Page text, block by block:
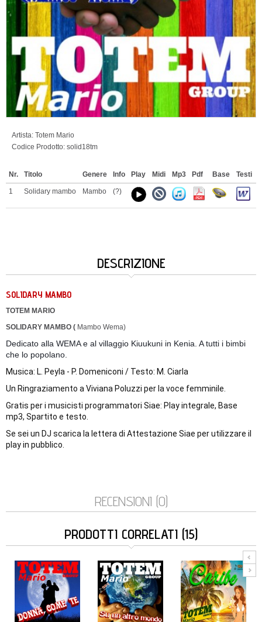
Artista: Totem Mario
Codice Prodotto: solid18tm
Nr. Titolo Genere Info Play Midi Mp3 Pdf Base Testi
1 Solidary mambo Mambo (?)
DESCRIZIONE
SOLIDARY MAMBO
TOTEM MARIO
SOLIDARY MAMBO ( Mambo Wema)
Dedicato alla WEMA e al villaggio Kiuukuni in Kenia. A tutti i bimbi
che lo popolano.
Musica: L. Peyla - P. Domeniconi / Testo: M. Ciarla
Un Ringraziamento a Viviana Poluzzi per la voce femminile.
Gratis per i musicisti programmatori Siae: Play integrale, Base
mp3, Spartito e testo.
Se sei un DJ scarica la lettera di Attestazione Siae per utilizzare il
play in pubblico.
RECENSIONI (0)
PRODOTTI CORRELATI (15)